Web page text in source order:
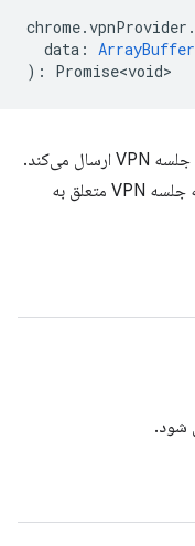
chrome.vpnProvider .
data : ArrayBuffer
) : Promise<void>
یک بسته IP را از طریق تونل ایجاد شده برای جلسه VPN ارسال می‌کند.
این کار تنها زمانی موفقیت‌آمیز خواهد بود که جلسه VPN متعلق به